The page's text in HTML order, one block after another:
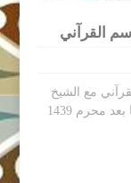
القرآني
مع الشيخ
إسماعيل بن إبراهيم الشرقاوي (مؤجلة إلى ما بعد محرم 1439